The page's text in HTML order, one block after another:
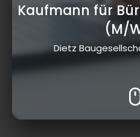
Kaufmann für
(M/
Dietz